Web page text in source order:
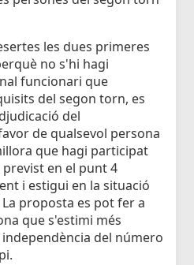
les dues primeres
no s'hi hagi
funcionari que
del segon torn, es
del
de qualsevol persona
que hagi participat
en el punt 4
i estigui en la situació
proposta es pot fer a
que s'estimi més
del número